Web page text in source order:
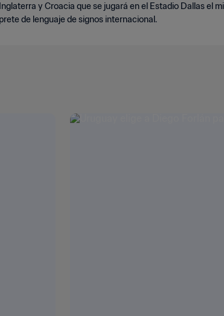
y Croacia que se jugará en el Estadio Dallas el
de lenguaje de signos internacional.